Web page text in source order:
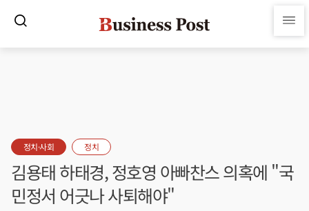
정치·사회 정치
김용태 하태경, 정호영 아빠찬스 의혹에 "국
민정서 어긋나 사퇴해야"